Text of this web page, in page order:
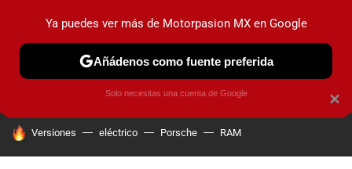
PRUEBAS INDUSTRIA HOY NO CIRCULA
HOY SE HABLA DE
Versiones eléctrico Porsche RAM
×
Ya puedes ver más de Motorpasion MX en Google
Añádenos como fuente preferida
Solo necesitas una cuenta de Google